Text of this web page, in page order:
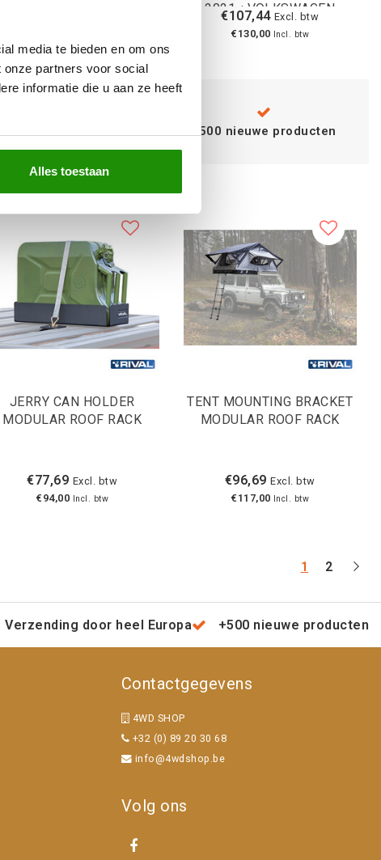
media te bieden en om ons
partners voor social
informatie die u aan ze heeft
Alles toestaan
2021-; VOLKSWAGEN
AMAROK 2016-2020;
€107,44 Excl. btw
€130,00 Incl. btw
+500 nieuwe producten
JERRY CAN HOLDER
MODULAR ROOF RACK
€77,69 Excl. btw
€94,00
Incl. btw
TENT MOUNTING BRACKET
MODULAR ROOF RACK
€96,69 Excl. btw
€117,00
Incl. btw
1 2
Verzending door heel Europa +500 nieuwe producten
Contactgegevens
4WD SHOP
+32 (0) 89 20 30 68
info@4wdshop.be
Volg ons